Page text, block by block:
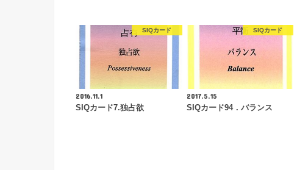
SIQカード
2016.11.1
SIQカード7.独占欲
SIQカード
2017.5.15
SIQカード94．バランス